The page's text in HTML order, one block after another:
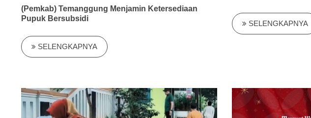
(Pemkab) Temanggung Menjamin Ketersediaan
Pupuk Bersubsidi
SELENGKAPNYA
SELENGKAPNYA